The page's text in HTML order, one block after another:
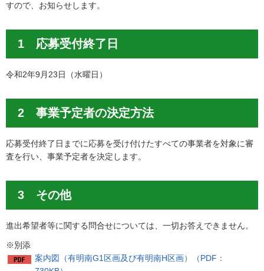
すので、お知らせします。
1 応募受付終了日
令和2年9月23日（水曜日）
2 事業予定者の決定方法
応募受付終了日までに応募を受け付けたすべての事業者を対象に審
査を行い、事業予定者を決定します。
3 その他
進出希望者等に関する問合せについては、一切お答えできません。
※別添
案内図（有明南G1区画及び有明南H区画）（PDF：